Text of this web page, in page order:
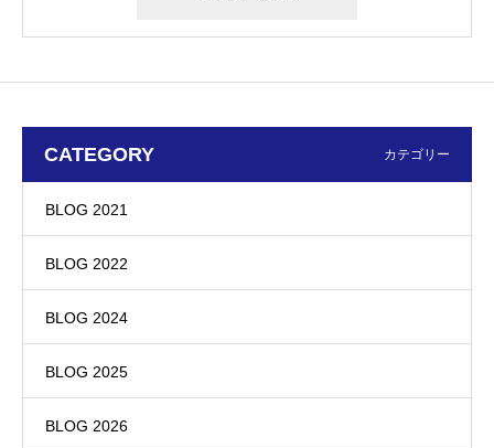
CATEGORY カテゴリー
BLOG 2021
BLOG 2022
BLOG 2024
BLOG 2025
BLOG 2026